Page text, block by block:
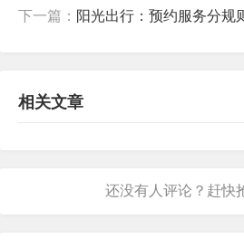
下一篇： 阳光出行：预约服务分规则解
相关文章